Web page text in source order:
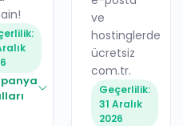
ve
hostinglerde
ücretsiz
com.tr.
Geçerlilik:
31 Aralık
2026